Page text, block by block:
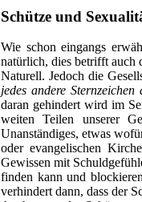
Schütze und
Wie schon eingangs
natürlich, dies betrifft auch
Naturell. Jedoch die
jedes andere Sternzeichen
daran gehindert wird im
weiten Teilen unserer
Unanständiges, etwas
oder evangelischen
Gewissen mit
finden kann und
verhindert dann, dass der